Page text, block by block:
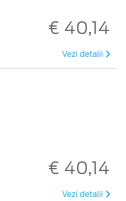
€ 40,14
Vezi detalii
€ 40,14
Vezi detalii